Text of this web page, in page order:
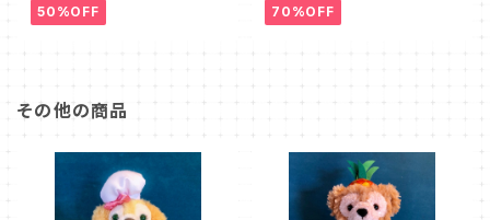
50%OFF 70%OFF
その他の商品